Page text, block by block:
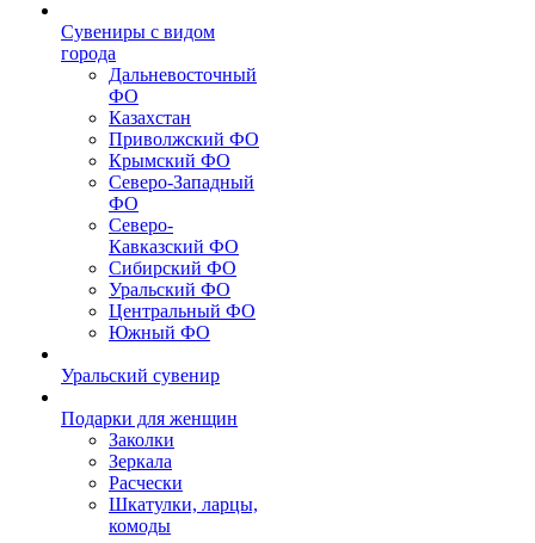
Сувениры с видом
города
Дальневосточный
ФО
Казахстан
Приволжский ФО
Крымский ФО
Северо-Западный
ФО
Северо-
Кавказский ФО
Сибирский ФО
Уральский ФО
Центральный ФО
Южный ФО
Уральский сувенир
Подарки для женщин
Заколки
Зеркала
Расчески
Шкатулки, ларцы,
комоды